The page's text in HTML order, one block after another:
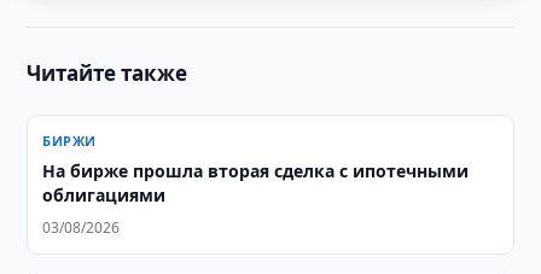
Читайте также
БИРЖИ
На бирже прошла вторая сделка с ипотечными
облигациями
03/08/2026